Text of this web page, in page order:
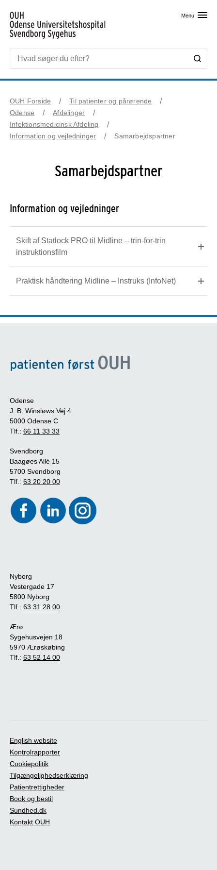
Menu
OUH Forside
Til patienter og pårørende
Odense
Afdelinger
Infektionsmedicinsk Afdeling
Information og vejledninger
Samarbejdspartner
Samarbejdspartner
Information og vejledninger
Skift af Statlock PRO til Midline – trin-for-trin
instruktionsfilm
Praktisk håndtering Midline – Instruks (InfoNet)
Odense
J. B. Winsløws Vej 4
5000 Odense C
Tlf.: 66 11 33 33
Svendborg
Baagøes Allé 15
5700 Svendborg
Tlf.: 63 20 20 00
Nyborg
Vestergade 17
5800 Nyborg
Tlf.: 63 31 28 00
Ærø
Sygehusvejen 18
5970 Ærøskøbing
Tlf.: 63 52 14 00
English website
Kontrolrapporter
Cookiepolitik
Tilgængelighedserklæring
Patientrettigheder
Book og bestil
Sundhed.dk
Kontakt OUH